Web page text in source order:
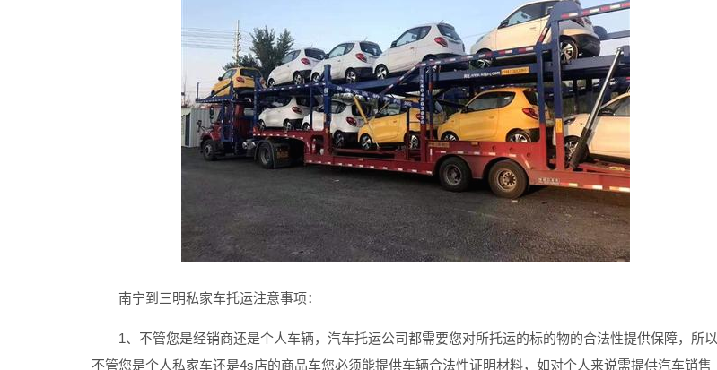
南宁到三明私家车托运注意事项：
1、不管您是经销商还是个人车辆，汽车托运公司都需要您对所托运的标的物的合法性提供保障，所以
不管您是个人私家车还是4s店的商品车您必须能提供车辆合法性证明材料，如对个人来说需提供汽车销售